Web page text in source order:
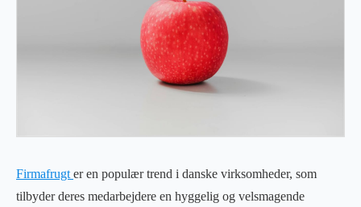
Firmafrugt er en populær trend i danske virksomheder, som
tilbyder deres medarbejdere en hyggelig og velsmagende